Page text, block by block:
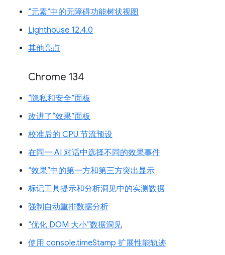
“元素”中的无障碍功能树状视图
Lighthouse 12.4.0
其他亮点
Chrome 134
“隐私和安全”面板
改进了“效果”面板
校准后的 CPU 节流预设
在同一 AI 对话中选择不同的效果事件
“效果”中的第一方和第三方突出显示
标记工具提示和分析洞见中的实测数据
强制自动重排数据分析
“优化 DOM 大小”数据洞见
使用 console.timeStamp 扩展性能轨迹